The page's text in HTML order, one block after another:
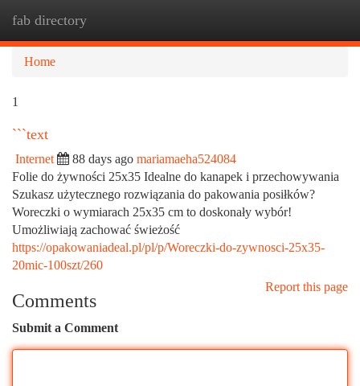
fab directory
Home
1
```text
Internet 88 days ago mariamaeha524084
Folie do żywności 25x35 Idealne do kanapek i przechowywania
Szukasz użytecznego rozwiązania do pakowania posiłków?
Woreczki o wymiarach 25x35 cm to doskonały wybór!
Umożliwiają zachować świeżość
https://opakowaniadeal.pl/pl/p/Woreczki-do-zywnosci-25x35-
20mic-100szt/260
Report this page
Comments
Submit a Comment